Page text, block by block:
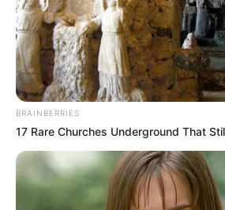
9. Jika ada ruangan yang lebih
memakai kursi panjang sehingga
teman atau keluarga
BRAINBERRIES
17 Rare Churches Underground That